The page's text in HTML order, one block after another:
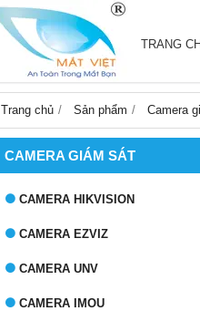
TRANG
Trang chủ Sản phẩm Camera
CAMERA GIÁM SÁT
CAMERA HIKVISION
CAMERA EZVIZ
CAMERA UNV
CAMERA IMOU